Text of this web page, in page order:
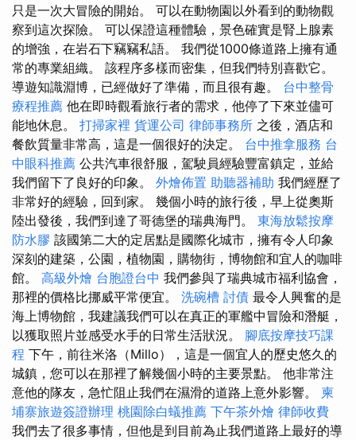
只是一次大冒險的開始。 可以在動物園以外看到的動物觀
察到這次探險。 可以保證這種體驗，景色確實是腎上腺素
的增強，在岩石下竊竊私語。 我們從1000條道路上擁有通
常的專業組織。 該程序多樣而密集，但我們特別喜歡它。
導遊知識淵博，已經做好了準備，而且很有趣。 台中整骨
療程推薦 他在即時觀看旅行者的需求，他停了下來並儘可
能地休息。 打掃家裡 貨運公司 律師事務所 之後，酒店和
餐飲質量非常高，這是一個很好的決定。 台中推拿服務 台
中眼科推薦 公共汽車很舒服，駕駛員經驗豐富鎮定，並給
我們留下了良好的印象。 外燴佈置 助聽器補助 我們經歷了
非常好的經驗，回到家。 幾個小時的旅行後，早上從奧斯
陸出發後，我們到達了哥德堡的瑞典海門。 東海放鬆按摩
防水膠 該國第二大的定居點是國際化城市，擁有令人印象
深刻的建築，公園，植物園，購物街，博物館和宜人的咖啡
館。 高級外燴 台胞證台中 我們參與了瑞典城市福利協會，
那裡的價格比挪威平常便宜。 洗碗槽 討債 最令人興奮的是
海上博物館，我建議我們可以在真正的軍艦中冒險和潛艇，
以獲取照片並感受水手的日常生活狀況。 腳底按摩技巧課
程 下午，前往米洛（Millo），這是一個宜人的歷史悠久的
城鎮，您可以在那裡了解幾個小時的主要景點。 他非常注
意他的隊友，急忙阻止我們在濕滑的道路上意外影響。 柬
埔寨旅遊簽證辦理 桃園除白蟻推薦 下午茶外燴 律師收費
我們去了很多事情，但他是到目前為止我們道路上最好的導